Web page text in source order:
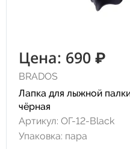
Цена: 690 ₽
BRADOS
Лапка для лыжной
чёрная
Артикул: ОГ-12-Black
Упаковка: пара